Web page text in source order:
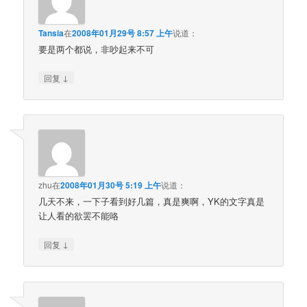
Tansia在2008年01月29号 8:57 上午说道：
要是两个都说，非吵起来不可
回复 ↓
zhu在2008年01月30号 5:19 上午说道：
几天不来，一下子看到好几篇，真是爽啊，YK的文字真是
让人看的欲罢不能咯
回复 ↓